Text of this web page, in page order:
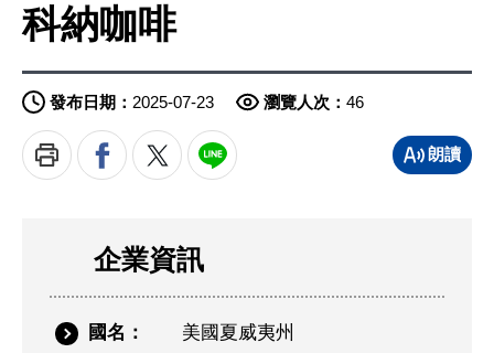
科納咖啡
發布日期： 2025-07-23 瀏覽人次： 46
列
印
朗讀文章
企業資訊
國名： 美國夏威夷州